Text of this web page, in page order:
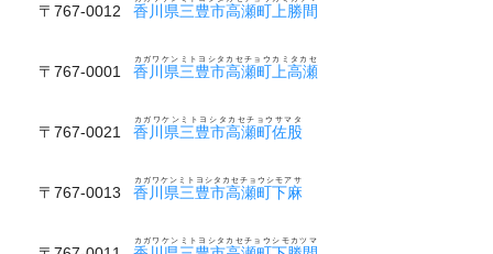
〒767-0012 香川県三豊市高瀬町上勝間
〒767-0001 香川県三豊市高瀬町上高瀬
カガワケンミトヨシタカセチョウカミタカセ
〒767-0021 香川県三豊市高瀬町佐股
カガワケンミトヨシタカセチョウサマタ
〒767-0013 香川県三豊市高瀬町下麻
カガワケンミトヨシタカセチョウシモアサ
カガワケンミトヨシタカセチョウシモカツマ